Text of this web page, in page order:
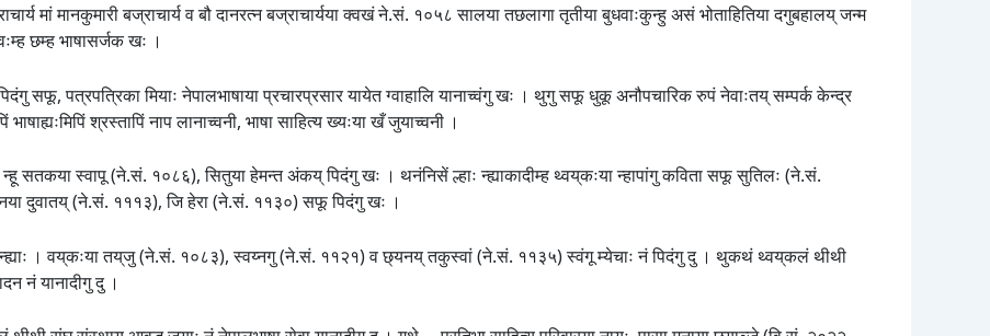
मां मानकुमारी बज्राचार्य व बौ दानरत्न बज्राचार्यया क्वखं ने.सं. १०५८ सालया तछलागा तृतीया बुधवाःकुन्हु असं भोताहितिया दगुबहालय् जन्म
छम्ह भाषासर्जक खः ।
पत्रपत्रिका मियाः नेपालभाषाया प्रचारप्रसार यायेत ग्वाहालि यानाच्वंगु खः । थुगु सफू धुकू अनौपचारिक रुपं नेवाःतय् सम्पर्क केन्द्र
श्रस्तापिं नाप लानाच्वनी, भाषा साहित्य ख्यःया खँ जुयाच्वनी ।
व न्हू सतकया स्वापू (ने.सं. १०८६), सितुया हेमन्त अंकय् पिदंगु खः । थनंनिसें ल्हाः न्ह्याकादीम्ह थ्वय्‌कःया न्हापांगु कविता सफू सुतिलः (ने.सं.
दुवातय् (ने.सं. १११३), जि हेरा (ने.सं. ११३०) सफू पिदंगु खः ।
हे न्ह्याः । वय्‌कःया तय्‌जु (ने.सं. १०८३), स्वय्नगु (ने.सं. ११२१) व छ्यनय् तकुस्वां (ने.सं. ११३५) स्वंगू म्येचाः नं पिदंगु दु । थुकथं थ्वय्‌कलं थीथी
नं यानादीगु दु ।